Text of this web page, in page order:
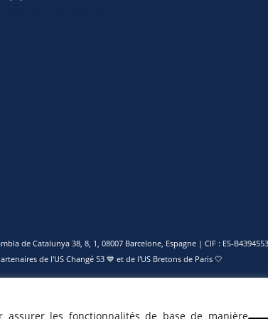
assurer les fonctionnalités de base de manière
de Catalunya 38, 8, 1, 08007 Barcelone, Espagne | CIF : ES-
de l'US Changé 53 💙 et de l'US Bretons de Paris 🤍